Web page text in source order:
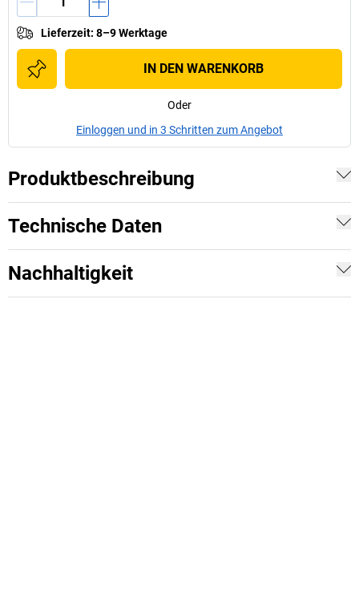
Lieferzeit: 8–9 Werktage
IN DEN WARENKORB
Oder
Einloggen und in 3 Schritten zum Angebot
Produktbeschreibung
Technische Daten
Nachhaltigkeit